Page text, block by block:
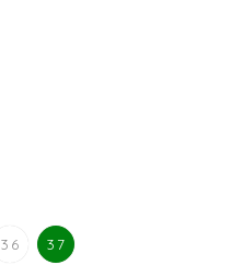
36 37